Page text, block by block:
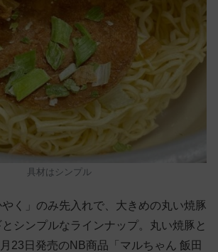
具材はシンプル
く」のみ先入れで、大きめの丸い焼豚
シンプルなラインナップ。丸い焼豚と
23日発売のNB商品「マルちゃん 飯田